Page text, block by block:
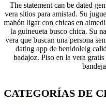
The statement can be dated
vera sitios para amistad. Su
mahón ligar con chicas en
la guineueta busco chica. Su
vera que buscan una persona
dating app de benidoleig
badajoz. Piso en la vera
CATEGORÍAS DE